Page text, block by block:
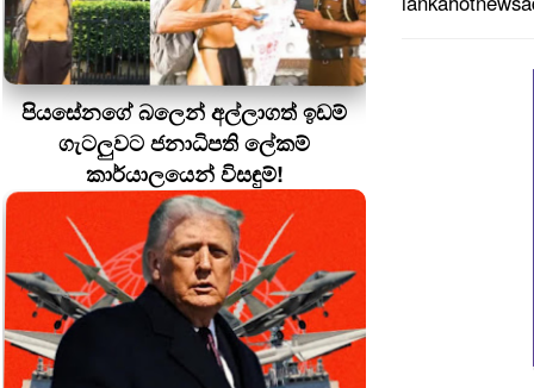
පියසේනගේ බලෙන් අල්ලාගත් ඉඩම්
ගැටලුවට ජනාධිපති ලේකම්
කාර්යාලයෙන් විසඳුම්!